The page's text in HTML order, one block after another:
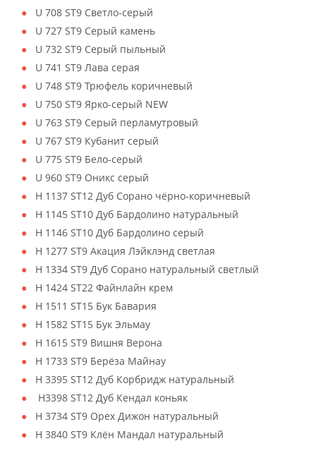
U 708 ST9 Светло-серый
U 727 ST9 Серый камень
U 732 ST9 Серый пыльный
U 741 ST9 Лава серая
U 748 ST9 Трюфель коричневый
U 750 ST9 Ярко-серый NEW
U 763 ST9 Серый перламутровый
U 767 ST9 Кубанит серый
U 775 ST9 Бело-серый
U 960 ST9 Оникс серый
H 1137 ST12 Дуб Сорано чёрно-коричневый
H 1145 ST10 Дуб Бардолино натуральный
H 1146 ST10 Дуб Бардолино серый
H 1277 ST9 Акация Лэйклэнд светлая
H 1334 ST9 Дуб Сорано натуральный светлый
H 1424 ST22 Файнлайн крем
H 1511 ST15 Бук Бавария
H 1582 ST15 Бук Эльмау
H 1615 ST9 Вишня Верона
H 1733 ST9 Берёза Майнау
H 3395 ST12 Дуб Корбридж натуральный
H3398 ST12 Дуб Кендал коньяк
H 3734 ST9 Орех Дижон натуральный
H 3840 ST9 Клён Мандал натуральный